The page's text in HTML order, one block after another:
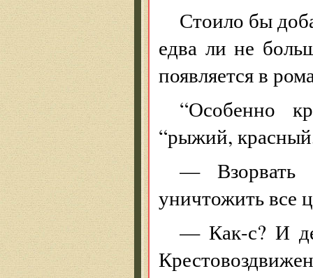
Стоило бы
едва ли не
появляется в
“Особенно
“рыжий,
— Взорвать
уничтожить все
— Как-с? И